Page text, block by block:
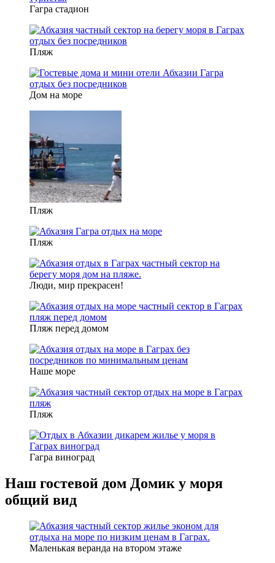
Гагра стадион
Пляж
Дом на море
Пляж
Пляж
Люди, мир прекрасен!
Пляж перед домом
Наше море
Пляж
Гагра виноград
Наш гостевой дом Домик у моря
общий вид
Маленькая веранда на втором этаже